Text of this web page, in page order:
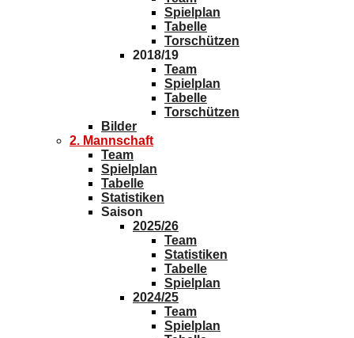
Spielplan
Tabelle
Torschützen
2018/19
Team
Spielplan
Tabelle
Torschützen
Bilder
2. Mannschaft
Team
Spielplan
Tabelle
Statistiken
Saison
2025/26
Team
Statistiken
Tabelle
Spielplan
2024/25
Team
Spielplan